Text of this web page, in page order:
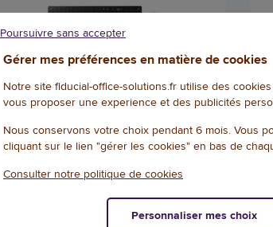
DW9100 SLIM
141,69 € HT
5/
Gérer mes préférences en matière de cookies
Notre site fiducial-office-solutions.fr utilise des
vous proposer une experience et des publicités
Nous conservons votre choix pendant 6 mois. Vous
cliquant sur le lien "gérer les cookies" en bas de
Consulter notre politique de cookies
Poursuivre sans accepter
Personnaliser mes choix